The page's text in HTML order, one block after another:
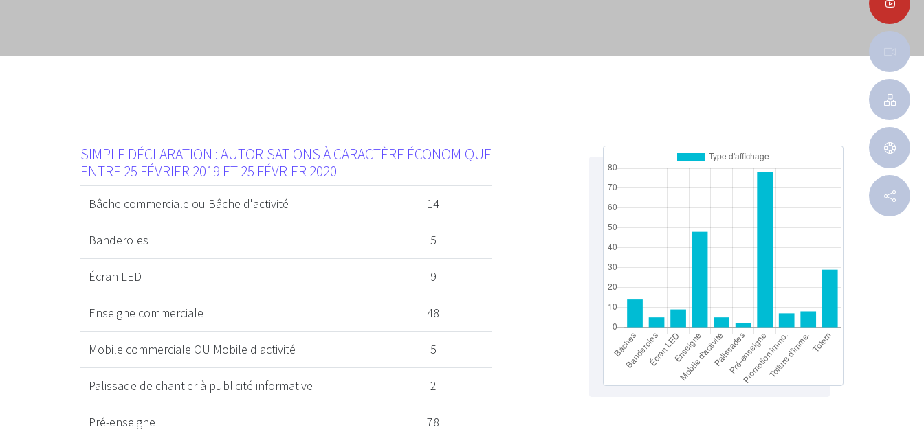
SIMPLE DÉCLARATION : AUTORISATIONS À CARACTÈRE ÉCONOMIQUE
ENTRE 25 FÉVRIER 2019 ET 25 FÉVRIER 2020
Bâche commerciale ou Bâche d'activité 14
Banderoles 5
Écran LED 9
Enseigne commerciale 48
Mobile commerciale OU Mobile d'activité 5
Palissade de chantier à publicité informative 2
Pré-enseigne 78